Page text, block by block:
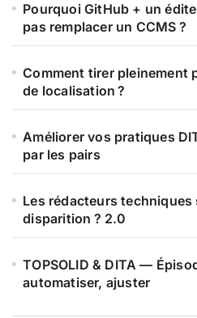
Pourquoi GitHub + un
pas remplacer un CCMS ?
Comment tirer pleinement
de localisation ?
Améliorer vos pratiques
par les pairs
Les rédacteurs
disparition ? 2.0
TOPSOLID & DITA —
automatiser, ajuster